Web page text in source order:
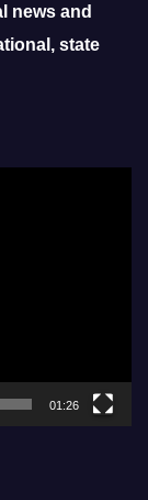
news and
state
01:26